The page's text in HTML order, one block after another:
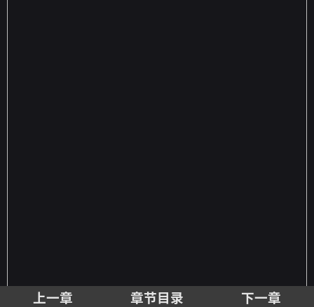
上一章 章节目录 下一章